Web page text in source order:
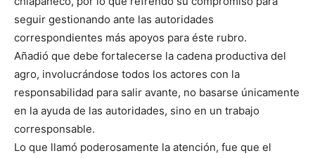
seguir gestionando ante las autoridades
correspondientes más apoyos para éste rubro.
Añadió que debe fortalecerse la cadena productiva del
agro, involucrándose todos los actores con la
responsabilidad para salir avante, no basarse únicamente
en la ayuda de las autoridades, sino en un trabajo
corresponsable.
Lo que llamó poderosamente la atención, fue que el